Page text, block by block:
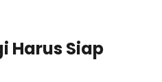
Harus Siap